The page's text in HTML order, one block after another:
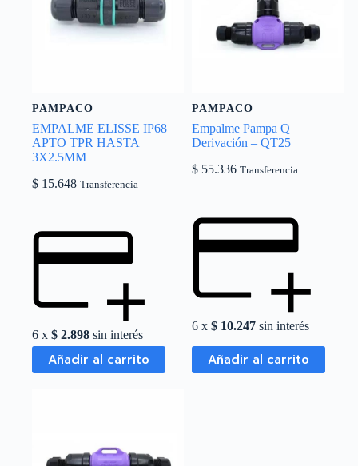
PAMPACO
EMPALME ELISSE IP68
APTO TPR HASTA
3X2.5MM
$ 15.648 Transferencia
6 x $ 2.898 sin interés
Añadir al carrito
PAMPACO
Empalme Pampa Q
Derivación – QT25
$ 55.336 Transferencia
6 x$ 10.247 sin interés
Añadir al carrito